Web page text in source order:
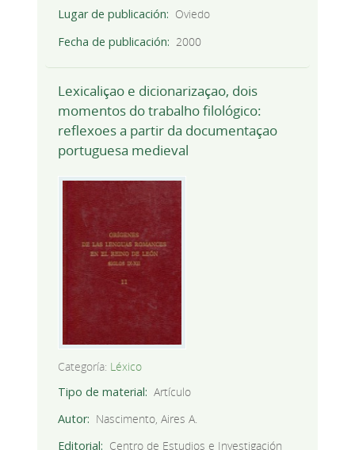
Lugar de publicación
Oviedo
Fecha de publicación
2000
Lexicaliçao e dicionarizaçao, dois
momentos do trabalho filológico:
reflexoes a partir da documentaçao
portuguesa medieval
Categoría: Léxico
Tipo de material
Artículo
Autor
Nascimento, Aires A.
Editorial
Centro de Estudios e Investigación